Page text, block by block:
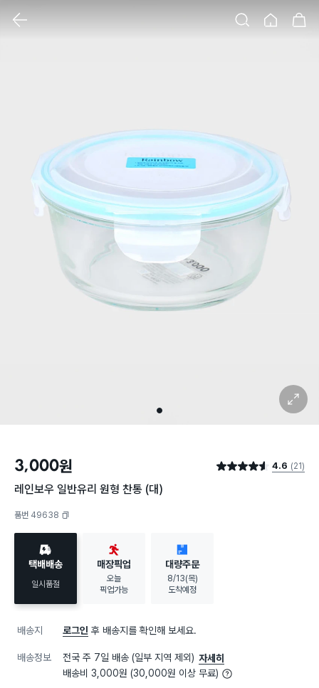
1
확대 보기
3,000원 별점 4.6점 4.6 (21)
레인보우 일반유리 원형 찬통 (대)
품번 49638
택배배송
일시품절
매장픽업
오늘
픽업가능
대량주문
8/13(목)
도착예정
배송지 로그인 후 배송지를 확인해 보세요.
배송정보 전국 주 7일 배송 (일부 지역 제외) 자세히
배송비 3,000원 (30,000원 이상 무료)